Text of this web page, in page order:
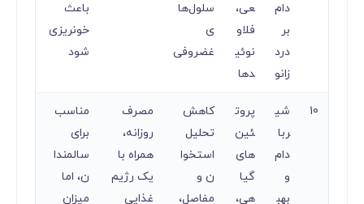
دام
بر
درد
زانو
عی،
فلاو
نوئی
دها
سلول‌ها
ی
غضروفی
باعث
خونریزی
شود
10
شی
ربا
دام
و
بهب
پروت
ئین‌
های
گیا
هی،
کاهش
تحلیل
استخوا
ن و
مفاصل،
مصرف
روزانه،
همراه با
یک رژیم
غذایی
مناسب
برای
سالمندا
ن، اما
میزان